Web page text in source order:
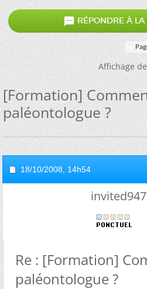
 RÉPONDRE À
Affichage
[Formation]
paléontologue ?
18/10/2008, 14h54
Re : [Formation]
paléontologue ?